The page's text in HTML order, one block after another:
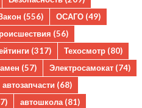
(556) ОСАГО (49)
(56)
(317) Техосмотр (80)
(57) Электросамокат (74)
автозапчасти (68)
автошкола (81)